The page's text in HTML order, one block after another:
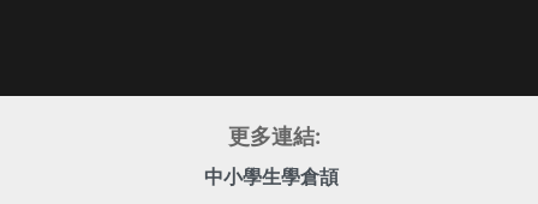
更多連結:
中小學生學倉頡